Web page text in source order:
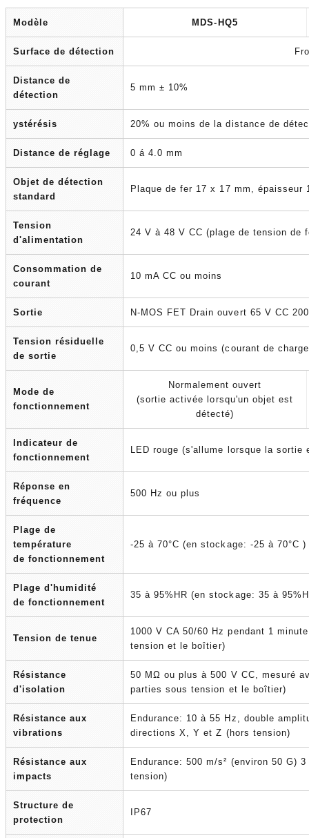
Modèle MDS-HQ5
Surface de détection
Distance de
détection
5 mm ± 10%
ystérésis 20% ou moins de la distance de
Distance de réglage 0 á 4.0 mm
Objet de détection
standard
Plaque de fer 17 x 17 mm, épaisseur
Tension
d'alimentation
24 V à 48 V CC (plage de tension de
Consommation de
courant
10 mA CC ou moins
Sortie N-MOS FET Drain ouvert 65 V CC
Tension résiduelle
de sortie
0,5 V CC ou moins (courant de
Mode de
fonctionnement
Normalement ouvert
(sortie activée lorsqu'un objet est
détecté)
Indicateur de
fonctionnement
LED rouge (s'allume lorsque la sortie
Réponse en
fréquence
500 Hz ou plus
Plage de
température
de fonctionnement
-25 à 70°C (en stockage: -25 à 70°C
Plage d'humidité
de fonctionnement
35 à 95%HR (en stockage: 35 à
Tension de tenue
1000 V CA 50/60 Hz pendant 1
tension et le boîtier)
Résistance
d'isolation
50 MΩ ou plus à 500 V CC, mesuré
parties sous tension et le boîtier)
Résistance aux
vibrations
Endurance: 10 à 55 Hz, double
directions X, Y et Z (hors tension)
Résistance aux
impacts
Endurance: 500 m/s² (environ 50 G)
tension)
Structure de
protection
IP67